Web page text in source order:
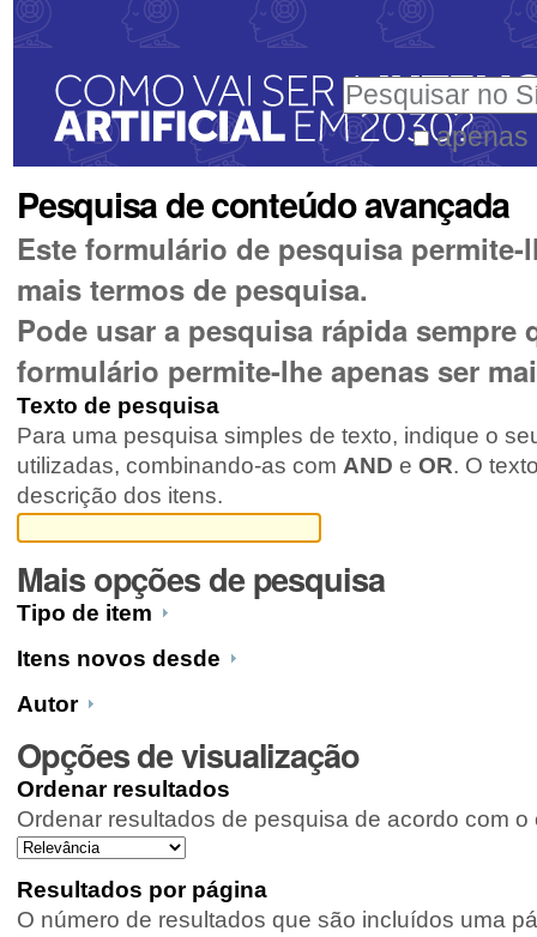
Ir
para
conteúdo.
|
Ir
para
a
navegação
Ferramentas
Pessoais
Pesquisar
apenas
Pesquisa
Avançada…
Pesquisa de conteúdo avançada
Este formulário de pesquisa
mais termos de pesquisa.
Pode usar a pesquisa rápida sempre
formulário permite-lhe apenas ser
Texto de pesquisa
Para uma pesquisa simples de texto, indique o
utilizadas, combinando-as com AND eOR. O
descrição dos itens.
Mais opções de pesquisa
Tipo de item
Itens novos desde
Autor
Opções de visualização
Ordenar resultados
Ordenar resultados de pesquisa de acordo com
Resultados por página
O número de resultados que são incluídos uma